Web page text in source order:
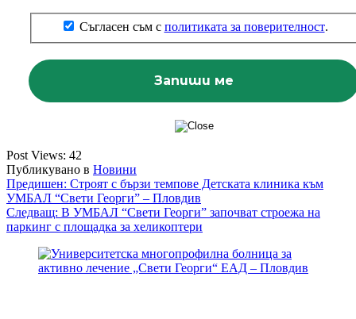
Съгласен съм с политиката за поверителност.
Post Views: 42
Публикувано в Новини
Навигация
Предишен: Строят с бързи темпове Детската клиника към
УМБАЛ “Свети Георги” – Пловдив
Следващ: В УМБАЛ “Свети Георги” започват строежа на
паркинг с площадка за хеликоптери